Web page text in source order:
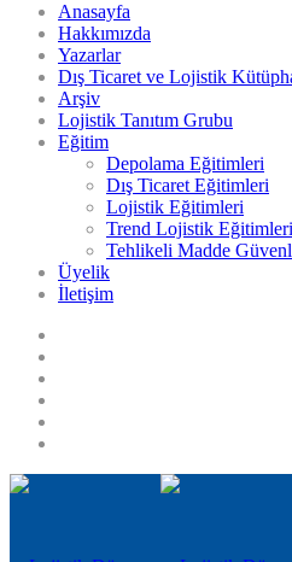
Anasayfa
Hakkımızda
Yazarlar
Dış Ticaret ve Lojistik
Arşiv
Lojistik Tanıtım Grubu
Eğitim
Depolama Eğitimleri
Dış Ticaret Eğitimleri
Lojistik Eğitimleri
Trend Lojistik Eğitimleri
Tehlikeli Madde
Üyelik
İletişim